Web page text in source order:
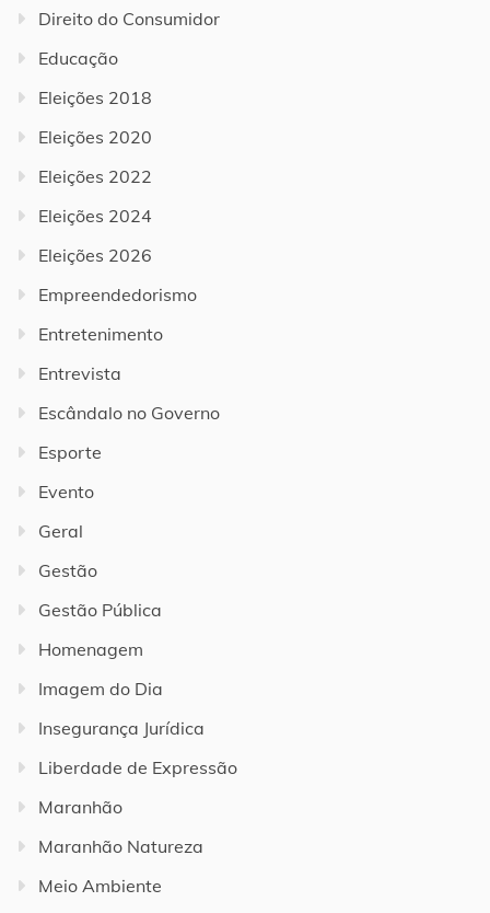
Direito do Consumidor
Educação
Eleições 2018
Eleições 2020
Eleições 2022
Eleições 2024
Eleições 2026
Empreendedorismo
Entretenimento
Entrevista
Escândalo no Governo
Esporte
Evento
Geral
Gestão
Gestão Pública
Homenagem
Imagem do Dia
Insegurança Jurídica
Liberdade de Expressão
Maranhão
Maranhão Natureza
Meio Ambiente